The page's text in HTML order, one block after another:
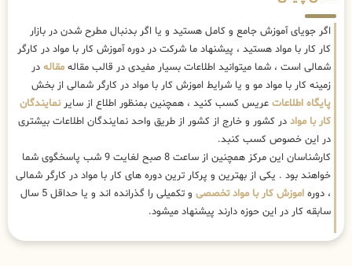
اگر جویای آموزش جامع و کامل هستید و یا اگر بدنبال مطرح شدن در بازار
کار کار با مواد هستید ، پیشنهاد ما شرکت در دوره آموزش کار با مواد در کارگر
شمالی است ، شما میتوانید اطلاعات بسیار مفیدی در قالب مقاله مقاله در
زمینه کار با مواد مو و یا شرایط اموزش کار با مواد در کارگر شمالی از بخش
پایگاه اطلاعات عریس کسب کنید ، همچنین بمنظور اطلاع از سایرنمایندگان
کار با مواد در کشور و خارج از کشور از طریق واحد نمایندگان اطلاعات بیشتری
در این خصوص کسب کنبد.
کارشناسان این مرکز همچنین از ساعت 8 صبح لغایت 9 شب پاسخگوی شما
خواهند بود . یکی از بهترین و پرکار ترین دوره های کار با مواد در کارگر شمالی
، دوره اموزش کار با مواد تخصصی
و تکمیلی را گذرانده اند و یا حداقل 5 سال
سابقه کار در این حوزه دارند پیشنهاد میشود.